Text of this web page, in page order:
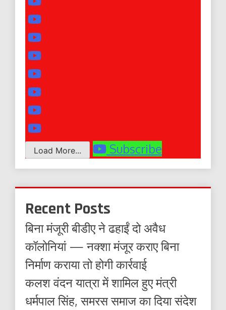
Load More... Subscribe
Recent Posts
बिना मंजूरी बीडीए ने ढहाईं दो अवैध
कॉलोनियां — नक्शा मंजूर कराए बिना
निर्माण कराया तो होगी कार्रवाई
कलश वंदन यात्रा में शामिल हुए मंत्री
धर्मपाल सिंह, समरस समाज का दिया संदेश